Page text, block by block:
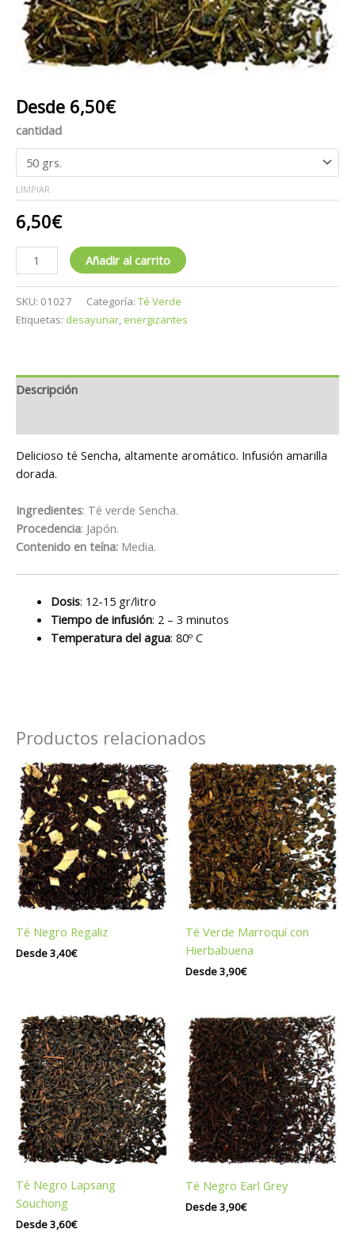
Desde 6,50€
cantidad
LIMPIAR
6,50€
Añadir al carrito
SKU: 01027 Categoría: Té Verde
Etiquetas: desayunar energizantes
Descripción
Delicioso té Sencha, altamente aromático. Infusión amarilla
dorada.
Ingredientes: Té verde Sencha.
Procedencia: Japón.
Contenido en teína: Media.
Dosis: 12-15 gr/litro
Tiempo de infusión: 2 – 3 minutos
Temperatura del agua: 80º C
Productos relacionados
Té Negro Regaliz
Desde3,40€
Té Verde Marroquí con
Hierbabuena
Desde3,90€
Té Negro Lapsang
Souchong
Desde3,60€
Té Negro Earl Grey
Desde3,90€